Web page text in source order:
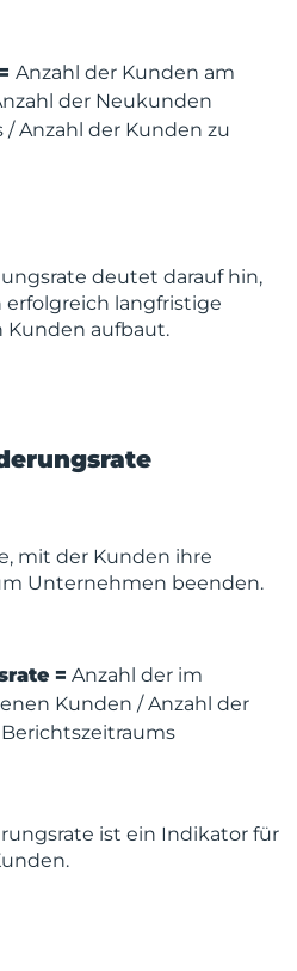
Anzahl der Kunden am
der Neukunden
Anzahl der Kunden zu
deutet darauf hin,
langfristige
Kunden aufbaut.
mit der Kunden ihre
Unternehmen beenden.
= Anzahl der im
Kunden / Anzahl der
ist ein Indikator für